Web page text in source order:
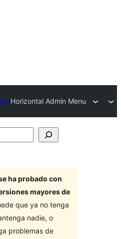
Horizontal Admin Menu
ha probado con
mayores de
que ya no tenga
nadie, o
problemas de